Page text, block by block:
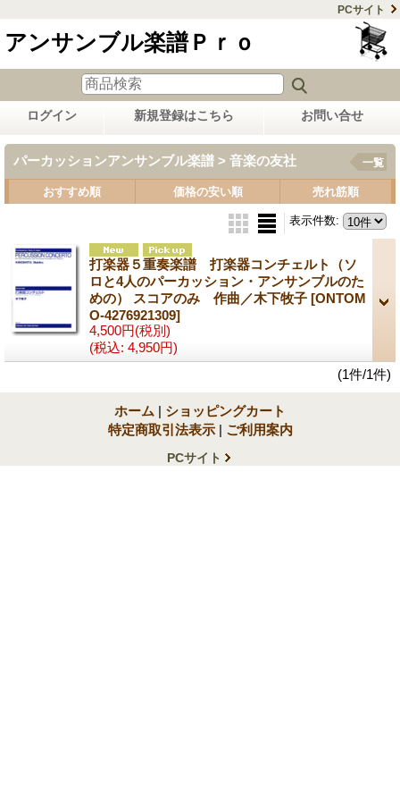
PCサイト
アンサンブル楽譜Ｐｒｏ
ログイン 新規登録はこちら お問い合せ
パーカッションアンサンブル楽譜 > 音楽の友社 一覧
おすすめ順 価格の安い順 売れ筋順
表示件数:
打楽器５重奏楽譜 打楽器コンチェルト（ソ
ロと4人のパーカッション・アンサンブルのた
めの） スコアのみ 作曲／木下牧子 [ONTOM
O-4276921309]
4,500円(税別)
(税込: 4,950円)
(1件/1件)
ホーム | ショッピングカート
特定商取引法表示 | ご利用案内
PCサイト